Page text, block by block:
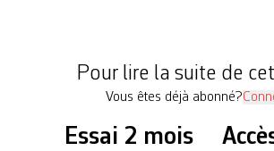
Pour lire la suite de
Vous êtes déjà abonné?
Essai 2 mois